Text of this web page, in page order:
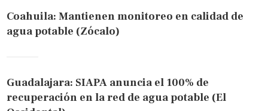
Coahuila: Mantienen monitoreo en calidad de
agua potable (Zócalo)
Guadalajara: SIAPA anuncia el 100% de
recuperación en la red de agua potable (El